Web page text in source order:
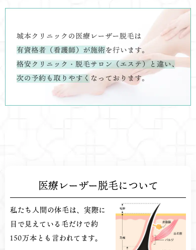
医療レーザー脱毛について
私たち人間の体毛は、実際に
目で見えている毛だけで約
150万本とも言われてます。